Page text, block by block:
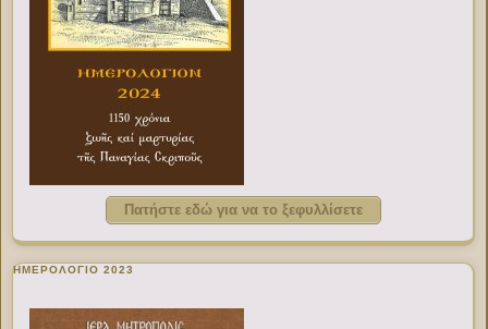
Πατήστε εδώ για να το ξεφυλλίσετε
ΗΜΕΡΟΛΟΓΙΟ 2023